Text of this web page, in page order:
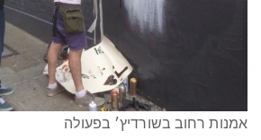
אמנות רחוב בשורדיץ׳ בפעולה